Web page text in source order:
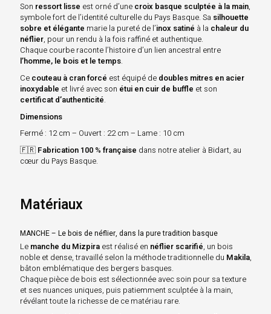
Son ressort lisse est orné d’une croix basque sculptée à la main,
symbole fort de l’identité culturelle du Pays Basque. Sa silhouette
sobre et élégante marie la pureté de l’inox satiné à la chaleur du
néflier, pour un rendu à la fois raffiné et authentique.
Chaque courbe raconte l’histoire d’un lien ancestral entre
l’homme, le bois et le temps.
Ce couteau à cran forcé est équipé de doubles mitres en acier
inoxydable et livré avec son étui en cuir de buffle et son
certificat d’authenticité.
Dimensions
Fermé : 12 cm – Ouvert : 22 cm – Lame : 10 cm
🇫🇷 Fabrication 100 % française dans notre atelier à Bidart, au
cœur du Pays Basque.
Matériaux
MANCHE – Le bois de néflier, dans la pure tradition basque
Le manche du Mizpiraest réalisé en néflier scarifié, un bois
noble et dense, travaillé selon la méthode traditionnelle du Makila,
bâton emblématique des bergers basques.
Chaque pièce de bois est sélectionnée avec soin pour sa texture
et ses nuances uniques, puis patiemment sculptée à la main,
révélant toute la richesse de ce matériau rare.